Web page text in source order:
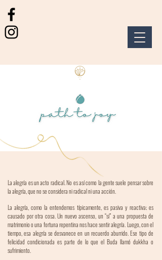
La alegría es un acto radical. No es así como la gente suele pensar sobre
la alegría, que no se considera ni radical ni una acción.
La alegría, como la entendemos típicamente, es pasiva y reactiva; es
causado por otra cosa. Un nuevo ascenso, un “sí” a una propuesta de
matrimonio o una fortuna repentina nos hace sentir alegría. Luego, con el
tiempo, esa alegría se desvanece en un recuerdo aburrido. Ese tipo de
felicidad condicionada es parte de lo que el Buda llamó dukkha o
sufrimiento.